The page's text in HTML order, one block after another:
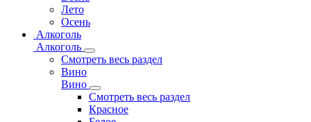
Лето
Осень
Алкоголь
Алкоголь
Смотреть весь раздел
Вино
Вино
Смотреть весь раздел
Красное